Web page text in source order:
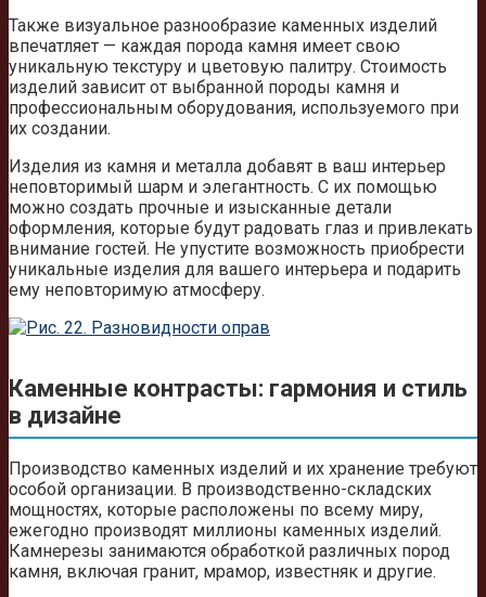
Также визуальное разнообразие каменных изделий
впечатляет — каждая порода камня имеет свою
уникальную текстуру и цветовую палитру. Стоимость
изделий зависит от выбранной породы камня и
профессиональным оборудования, используемого при
их создании.
Изделия из камня и металла добавят в ваш интерьер
неповторимый шарм и элегантность. С их помощью
можно создать прочные и изысканные детали
оформления, которые будут радовать глаз и привлекать
внимание гостей. Не упустите возможность приобрести
уникальные изделия для вашего интерьера и подарить
ему неповторимую атмосферу.
Каменные контрасты: гармония и стиль
в дизайне
Производство каменных изделий и их хранение требуют
особой организации. В производственно-складских
мощностях, которые расположены по всему миру,
ежегодно производят миллионы каменных изделий.
Камнерезы занимаются обработкой различных пород
камня, включая гранит, мрамор, известняк и другие.